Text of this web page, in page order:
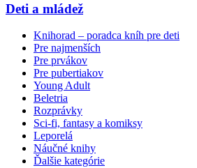
Deti a mládež
Knihorad – poradca kníh pre deti
Pre najmenších
Pre prvákov
Pre pubertiakov
Young Adult
Beletria
Rozprávky
Sci-fi, fantasy a komiksy
Leporelá
Náučné knihy
Ďalšie kategórie